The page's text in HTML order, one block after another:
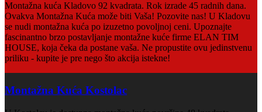
Montažna kuća Kladovo 92 kvadrata. Rok izrade 45 radnih dana.
Ovakva Montažna Kuća može biti Vaša! Pozovite nas! U Kladovu
se nudi montažna kuća po izuzetno povoljnoj ceni. Upoznajte
fascinantno brzo postavljanje montažne kuće firme ELAN TIM
HOUSE, koja čeka da postane vaša. Ne propustite ovu jedinstvenu
priliku - kupite je pre nego što akcija istekne!
Montažna Kuća Kostolac